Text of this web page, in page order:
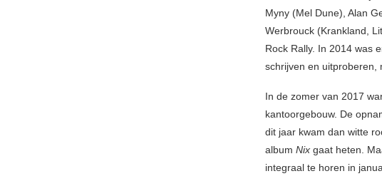
Myny (Mel Dune), Alan
Werbrouck (Krankland,
Rock Rally. In 2014 was
schrijven en uitproberen,
In de zomer van 2017
kantoorgebouw. De
dit jaar kwam dan witte
album Nix gaat heten.
integraal te horen in